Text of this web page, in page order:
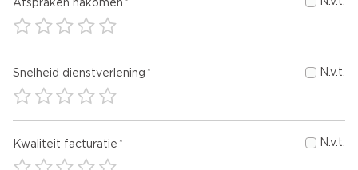
Afspraken nakomen
Snelheid dienstverlening N.v.t.
Kwaliteit facturatie N.v.t.